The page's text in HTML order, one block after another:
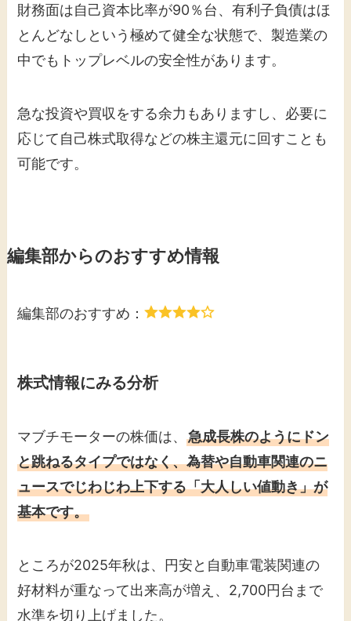
財務面は自己資本比率が90％台、有利子負債はほ
とんどなしという極めて健全な状態で、製造業の
中でもトップレベルの安全性があります。
急な投資や買収をする余力もありますし、必要に
応じて自己株式取得などの株主還元に回すことも
可能です。
編集部からのおすすめ情報
編集部のおすすめ：
株式情報にみる分析
マブチモーターの株価は、急成長株のようにドン
と跳ねるタイプではなく、為替や自動車関連のニ
ュースでじわじわ上下する「大人しい値動き」が
基本です。
ところが2025年秋は、円安と自動車電装関連の
好材料が重なって出来高が増え、2,700円台まで
水準を切り上げました。